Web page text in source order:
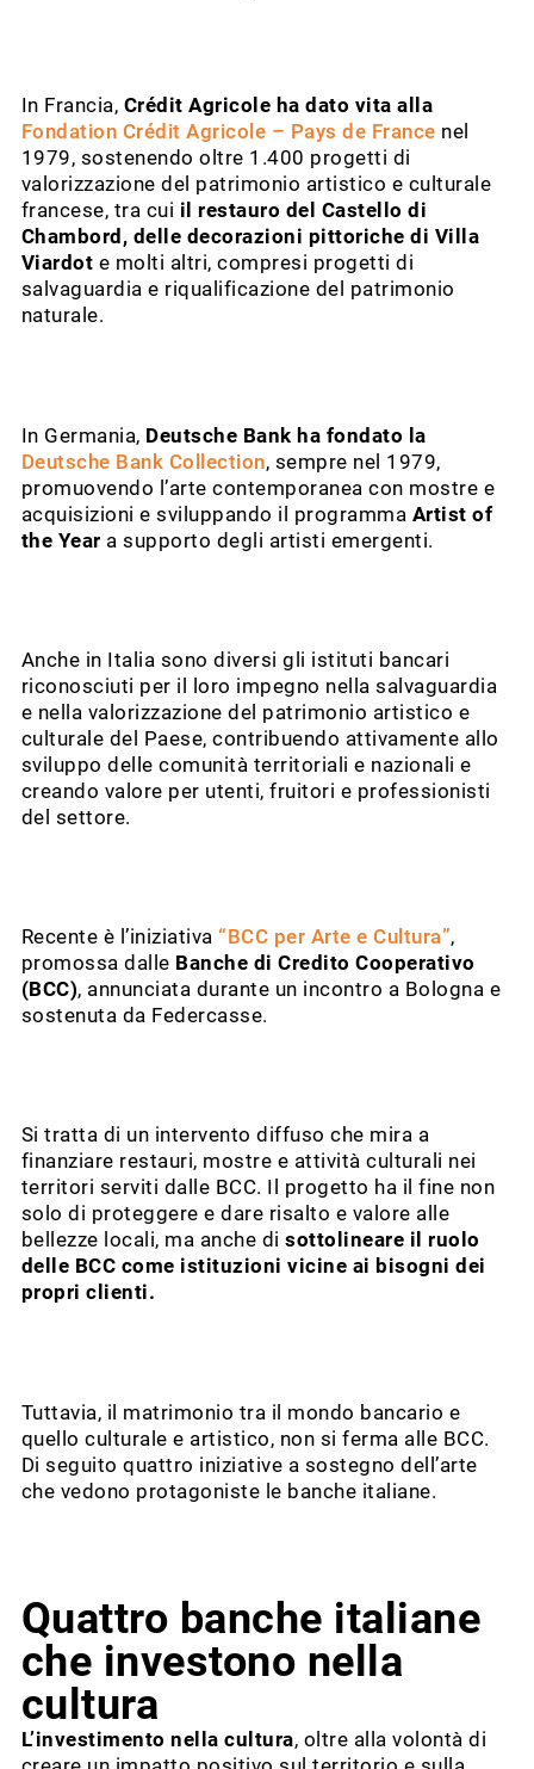
In Francia, Crédit Agricole ha dato vita alla
Fondation Crédit Agricole – Pays de France nel
1979, sostenendo oltre 1.400 progetti di
valorizzazione del patrimonio artistico e culturale
francese, tra cui il restauro del Castello di
Chambord, delle decorazioni pittoriche di Villa
Viardot e molti altri, compresi progetti di
salvaguardia e riqualificazione del patrimonio
naturale.
In Germania, Deutsche Bank ha fondato la
Deutsche Bank Collection, sempre nel 1979,
promuovendo l’arte contemporanea con mostre e
acquisizioni e sviluppando il programma Artist of
the Year a supporto degli artisti emergenti.
Anche in Italia sono diversi gli istituti bancari
riconosciuti per il loro impegno nella salvaguardia
e nella valorizzazione del patrimonio artistico e
culturale del Paese, contribuendo attivamente allo
sviluppo delle comunità territoriali e nazionali e
creando valore per utenti, fruitori e professionisti
del settore.
Recente è l’iniziativa “BCC per Arte e Cultura”,
promossa dalle Banche di Credito Cooperativo
(BCC), annunciata durante un incontro a Bologna e
sostenuta da Federcasse.
Si tratta di un intervento diffuso che mira a
finanziare restauri, mostre e attività culturali nei
territori serviti dalle BCC. Il progetto ha il fine non
solo di proteggere e dare risalto e valore alle
bellezze locali, ma anche disottolineare il ruolo
delle BCC come istituzioni vicine ai bisogni dei
propri clienti.
Tuttavia, il matrimonio tra il mondo bancario e
quello culturale e artistico, non si ferma alle BCC.
Di seguito quattro iniziative a sostegno dell’arte
che vedono protagoniste le banche italiane.
Quattro banche italiane
che investono nella
cultura
L’investimento nella cultura, oltre alla volontà di